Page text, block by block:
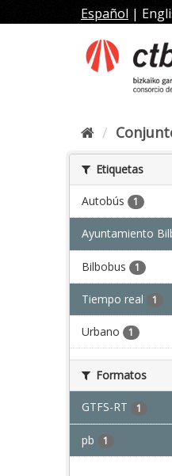
al
Español |
Etiquetas
Autobús 1
Ayuntamiento
Bilbobus 1
Tiempo real 1
Urbano 1
Formatos
GTFS-RT 1
pb 1